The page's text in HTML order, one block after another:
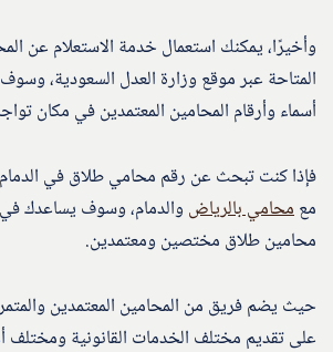
وأخيرًا، يمكنك استعمال خدمة الاستعلام عن
المتاحة عبر موقع وزارة العدل السعودية،
أسماء وأرقام المحامين المعتمدين في مكان
فإذا كنت تبحث عن رقم محامي طلاق في
معمحامي بالرياض والدمام، وسوف يساعدك
محامين طلاق مختصين ومعتمدين.
حيث يضم فريق من المحامين المعتمدين
على تقديم مختلف الخدمات القانونية ومختلف